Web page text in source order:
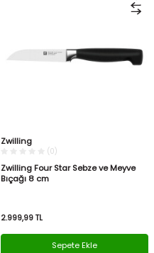
Zwilling
(0)
Zwilling Four Star Sebze ve Meyve
Bıçağı 8 cm
2.999,99 TL
Sepete Ekle